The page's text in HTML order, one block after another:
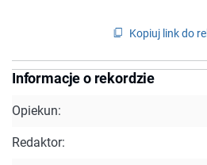
Kopiuj link do
Informacje o rekordzie
Opiekun:
Redaktor: